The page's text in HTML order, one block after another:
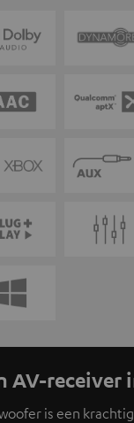
AV-receiver
is een